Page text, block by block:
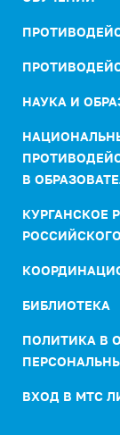
НАУКА И
В
КУРГАНСКОЕ
БИБЛИОТЕКА
ПОЛИТИКА В
ВХОД В МТС